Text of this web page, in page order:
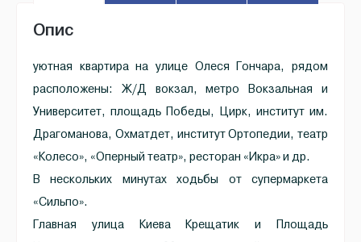
Oпис
уютная квартира на улице Олеся Гончара, рядом
расположены: Ж/Д вокзал, метро Вокзальная и
Университет, площадь Победы, Цирк, институт им.
Драгоманова, Охматдет, институт Ортопедии, театр
«Колесо», «Оперный театр», ресторан «Икра» и др.
В нескольких минутах ходьбы от супермаркета
«Сильпо».
Главная улица Киева Крещатик и Площадь